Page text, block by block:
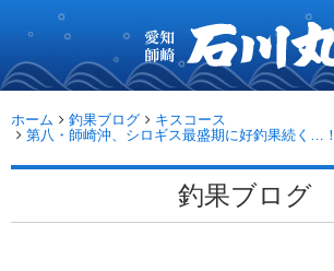
師
崎
川
丸...
ホーム 釣果ブログ
キスコース
第八・師崎沖、シロギス最盛期に好釣果続く…！
釣果ブログ